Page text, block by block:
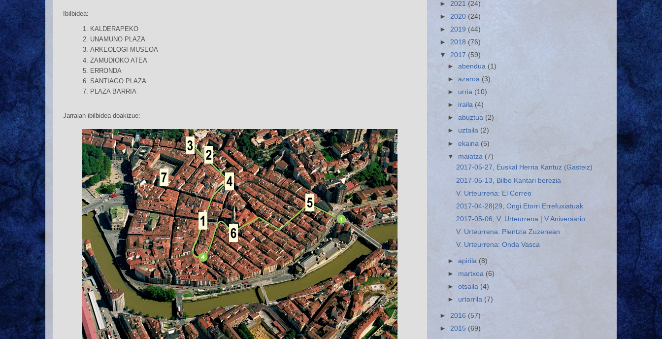
Ibilbidea:
KALDERAPEKO
UNAMUNO PLAZA
ARKEOLOGI MUSEOA
ZAMUDIOKO ATEA
ERRONDA
SANTIAGO PLAZA
PLAZA BARRIA
Jarraian ibilbidea doakizue:
► 2021 (24)
► 2020 (24)
► 2019 (44)
► 2018 (76)
▼ 2017 (59)
►abendua (1)
►azaroa (3)
► urria (10)
► iraila (4)
►abuztua (2)
► uztaila (2)
►ekaina (5)
▼ maiatza (7)
2017-05-27, Euskal Herria Kantuz (Gasteiz)
2017-05-13, Bilbo Kantari berezia
V. Urteurrena: El Correo
2017-04-28|29, Ongi Etorri Errefuxiatuak
2017-05-06, V. Urteurrena | V Aniversario
V. Urteurrena: Plentzia Zuzenean
V. Urteurrena: Onda Vasca
►apirila (8)
► martxoa(6)
►otsaila (4)
► urtarrila (7)
► 2016 (57)
► 2015 (69)